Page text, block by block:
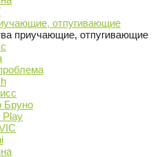
отпугивающие
приучающие, отпугивающие
Бруно
Play